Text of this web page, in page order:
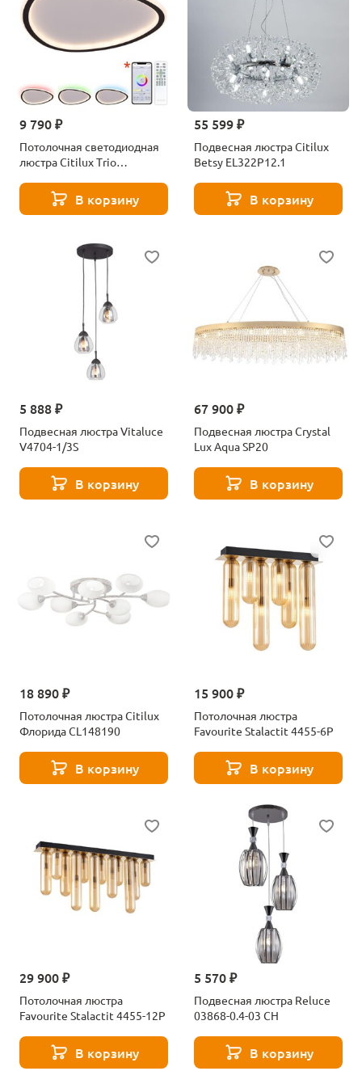
9 790 ₽
Потолочная светодиодная
люстра Citilux Тrio
В корзину
55 599 ₽
Подвесная люстра Citilux
Betsy EL322P12.1
В корзину
5 888 ₽
Подвесная люстра Vitaluce
V4704-1/3S
В корзину
67 900 ₽
Подвесная люстра Crystal
Lux Aqua SP20
В корзину
18 890 ₽
Потолочная люстра Citilux
Флорида CL148190
В корзину
15 900 ₽
Потолочная люстра
Favourite Stalactit 4455-6P
В корзину
29 900 ₽
Потолочная люстра
Favourite Stalactit 4455-12P
В корзину
5 570 ₽
Подвесная люстра Reluce
03868-0.4-03 CH
В корзину